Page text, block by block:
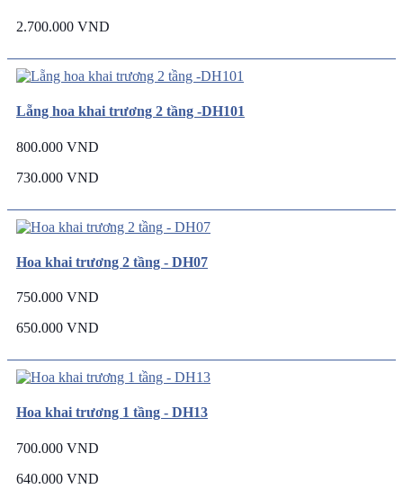
2.700.000 VND
Lẵng hoa khai trương 2 tầng -DH101
800.000 VND
730.000 VND
Hoa khai trương 2 tầng - DH07
750.000 VND
650.000 VND
Hoa khai trương 1 tầng - DH13
700.000 VND
640.000 VND